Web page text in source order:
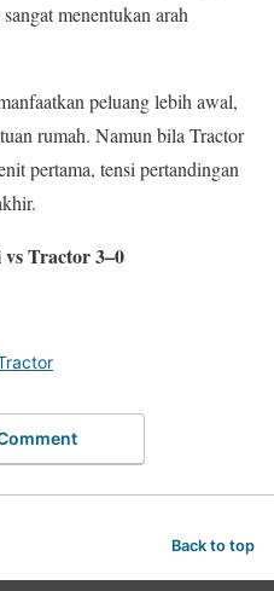
menentukan arah
peluang lebih awal,
rumah. Namun bila Tractor
pertama, tensi pertandingan
Tractor 3–0
Back to top